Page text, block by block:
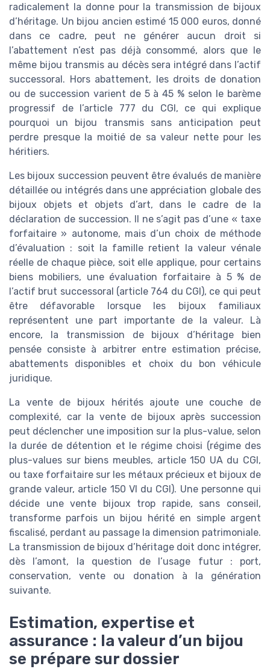
radicalement la donne pour la transmission de bijoux
d’héritage. Un bijou ancien estimé 15 000 euros, donné
dans ce cadre, peut ne générer aucun droit si
l’abattement n’est pas déjà consommé, alors que le
même bijou transmis au décès sera intégré dans l’actif
successoral. Hors abattement, les droits de donation
ou de succession varient de 5 à 45 % selon le barème
progressif de l’article 777 du CGI, ce qui explique
pourquoi un bijou transmis sans anticipation peut
perdre presque la moitié de sa valeur nette pour les
héritiers.
Les bijoux succession peuvent être évalués de manière
détaillée ou intégrés dans une appréciation globale des
bijoux objets et objets d’art, dans le cadre de la
déclaration de succession. Il ne s’agit pas d’une « taxe
forfaitaire » autonome, mais d’un choix de méthode
d’évaluation : soit la famille retient la valeur vénale
réelle de chaque pièce, soit elle applique, pour certains
biens mobiliers, une évaluation forfaitaire à 5 % de
l’actif brut successoral (article 764 du CGI), ce qui peut
être défavorable lorsque les bijoux familiaux
représentent une part importante de la valeur. Là
encore, la transmission de bijoux d’héritage bien
pensée consiste à arbitrer entre estimation précise,
abattements disponibles et choix du bon véhicule
juridique.
La vente de bijoux hérités ajoute une couche de
complexité, car la vente de bijoux après succession
peut déclencher une imposition sur la plus-value, selon
la durée de détention et le régime choisi (régime des
plus-values sur biens meubles, article 150 UA du CGI,
ou taxe forfaitaire sur les métaux précieux et bijoux de
grande valeur, article 150 VI du CGI). Une personne qui
décide une vente bijoux trop rapide, sans conseil,
transforme parfois un bijou hérité en simple argent
fiscalisé, perdant au passage la dimension patrimoniale.
La transmission de bijoux d’héritage doit donc intégrer,
dès l’amont, la question de l’usage futur : port,
conservation, vente ou donation à la génération
suivante.
Estimation, expertise et
assurance : la valeur d’un bijou
se prépare sur dossier